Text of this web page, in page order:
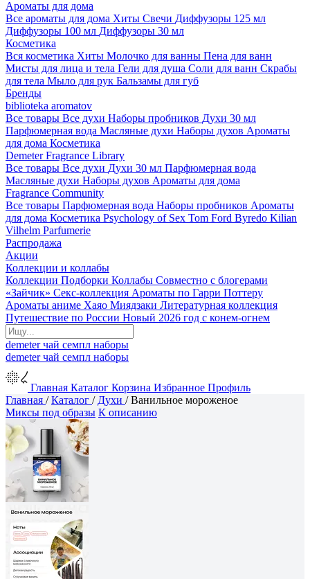
Ароматы для дома
Все ароматы для дома Хиты Свечи Диффузоры 125 мл
Диффузоры 100 мл Диффузоры 30 мл
Косметика
Вся косметика Хиты Молочко для ванны Пена для ванн
Мисты для лица и тела Гели для душа Соли для ванн Скрабы
для тела Мыло для рук Бальзамы для губ
Бренды
biblioteka aromatov
Все товары Все духи Наборы пробников Духи 30 мл
Парфюмерная вода Масляные духи Наборы духов Ароматы
для дома Косметика
Demeter Fragrance Library
Все товары Все духи Духи 30 мл Парфюмерная вода
Масляные духи Наборы духов Ароматы для дома
Fragrance Community
Все товары Парфюмерная вода Наборы пробников Ароматы
для дома Косметика Psychology of Sex Tom Ford Byredo Kilian
Vilhelm Parfumerie
Распродажа
Акции
Коллекции и коллабы
Коллекции Подборки Коллабы Совместно с блогерами
«Зайчик» Секс-коллекция Ароматы по Гарри Поттеру
Ароматы аниме Хаяо Миядзаки Литературная коллекция
Путешествие по России Новый 2026 год с конем-огнем
demeterчай семпл наборы
demeterчай семпл наборы
Главная Каталог Корзина Избранное Профиль
Главная /Каталог / Духи /Ванильное мороженое
Миксы под образы К описанию